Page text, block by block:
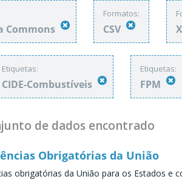
Commons
Formatos:
CSV
Etiquetas:
CIDE-Combustíveis
Etiquetas:
FPM
de dados encontrado
Obrigatórias da União
obrigatórias da União para os Estados e